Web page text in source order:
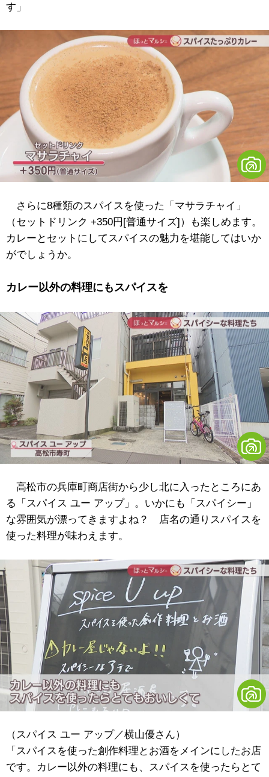
す」
さらに8種類のスパイスを使った「マサラチャイ」
（セットドリンク +350円[普通サイズ]）も楽しめます。
カレーとセットにしてスパイスの魅力を堪能してはいか
がでしょうか。
カレー以外の料理にもスパイスを
高松市の兵庫町商店街から少し北に入ったところにあ
る「スパイス ユー アップ」。いかにも「スパイシー」
な雰囲気が漂ってきますよね？ 店名の通りスパイスを
使った料理が味わえます。
（スパイス ユー アップ／横山優さん）
「スパイスを使った創作料理とお酒をメインにしたお店
です。カレー以外の料理にも、スパイスを使ったらとて